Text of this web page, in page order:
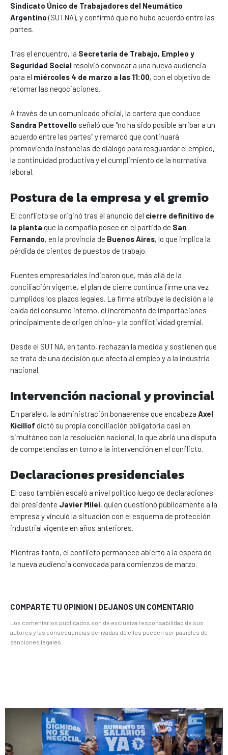
Sindicato Único de Trabajadores del Neumático
Argentino(SUTNA), y confirmó que no hubo acuerdo entre las
partes.
Tras el encuentro, la Secretaría de Trabajo, Empleo y
Seguridad Socialresolvió convocar a una nueva audiencia
para el miércoles 4 de marzo a las 11:00, con el objetivo de
retomar las negociaciones.
A través de un comunicado oficial, la cartera que conduce
Sandra Pettovello señaló que "no ha sido posible arribar a un
acuerdo entre las partes" y remarcó que continuará
promoviendo instancias de diálogo para resguardar el empleo,
la continuidad productiva y el cumplimiento de la normativa
laboral.
Postura de la empresa y el gremio
El conflicto se originó tras el anuncio del cierre definitivo de
la planta que la compañía posee en el partido de San
Fernando, en la provincia de Buenos Aires, lo que implica la
pérdida de cientos de puestos de trabajo.
Fuentes empresariales indicaron que, más allá de la
conciliación vigente, el plan de cierre continúa firme una vez
cumplidos los plazos legales. La firma atribuye la decisión a la
caída del consumo interno, el incremento de importaciones -
principalmente de origen chino- y la conflictividad gremial.
Desde el SUTNA, en tanto, rechazan la medida y sostienen que
se trata de una decisión que afecta al empleo y a la industria
nacional.
Intervención nacional y provincial
En paralelo, la administración bonaerense que encabeza Axel
Kicillof dictó su propia conciliación obligatoria casi en
simultáneo con la resolución nacional, lo que abrió una disputa
de competencias en torno a la intervención en el conflicto.
Declaraciones presidenciales
El caso también escaló a nivel político luego de declaraciones
del presidente Javier Milei, quien cuestionó públicamente a la
empresa y vinculó la situación con el esquema de protección
industrial vigente en años anteriores.
Mientras tanto, el conflicto permanece abierto a la espera de
la nueva audiencia convocada para comienzos de marzo.
COMPARTE TU OPINION | DEJANOS UN COMENTARIO
Los comentarios publicados son de exclusiva responsabilidad de sus
autores y las consecuencias derivadas de ellos pueden ser pasibles de
sanciones legales.